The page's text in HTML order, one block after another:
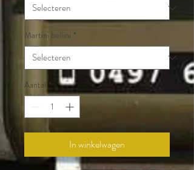
Martini bellini *
Aantal *
In winkelwagen